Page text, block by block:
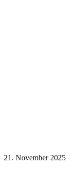
21. November 2025